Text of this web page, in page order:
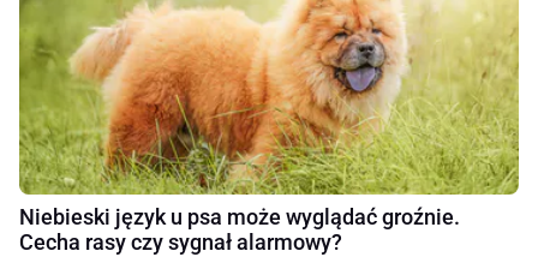
Niebieski język u psa może wyglądać groźnie.
Cecha rasy czy sygnał alarmowy?